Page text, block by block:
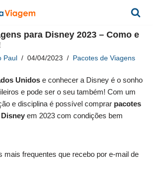
para Disney 2023 – Como e
Paul 04/04/2023 Pacotes de Viagens
Unidos e conhecer a Disney é o sonho
e pode ser o seu também! Com um
e disciplina é possível comprar pacotes
em 2023 com condições bem
mais frequentes que recebo por e-mail de